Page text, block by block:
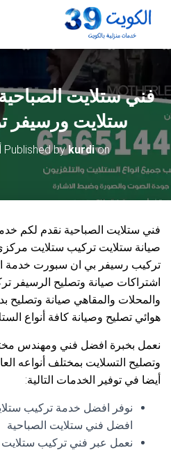
ستلايت ورسيفر
Published bykurdion
فني ستلايت الصباحية نقدم لكم
صيانة ستلايت تركيب ستلايت
تركيب رسيفر بي ان سبورت خدمة
اشتراكات صيانة وتصليح الرسيفر
والمحلات والمقاهي صيانة وتصليح
هوائي تصليح وصيانة كافة أنواع
نعمل بخبرة افضل فني ومهندس
وتصليح التسلايت بمختلف أنواعه
أيضا في توفير الخدمات التالية:
نوفر افضل خدمة تركيب
افضل فني ستلايت الصباحية
نعمل عبر فني تركيب